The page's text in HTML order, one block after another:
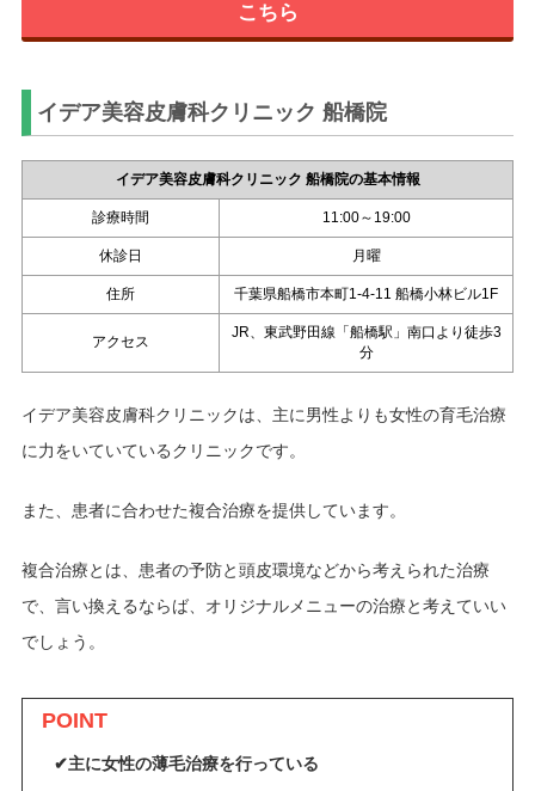
こちら
イデア美容皮膚科クリニック 船橋院
イデア美容皮膚科クリニック 船橋院の基本情報
診療時間 11:00～19:00
休診日 月曜
住所 千葉県船橋市本町1-4-11 船橋小林ビル1F
アクセス
JR、東武野田線「船橋駅」南口より徒歩3
分
イデア美容皮膚科クリニックは、主に男性よりも女性の育毛治療
に力をいていているクリニックです。
また、患者に合わせた複合治療を提供しています。
複合治療とは、患者の予防と頭皮環境などから考えられた治療
で、言い換えるならば、オリジナルメニューの治療と考えていい
でしょう。
POINT
✔主に女性の薄毛治療を行っている